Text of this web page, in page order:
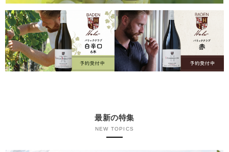
最新の特集
NEW TOPICS